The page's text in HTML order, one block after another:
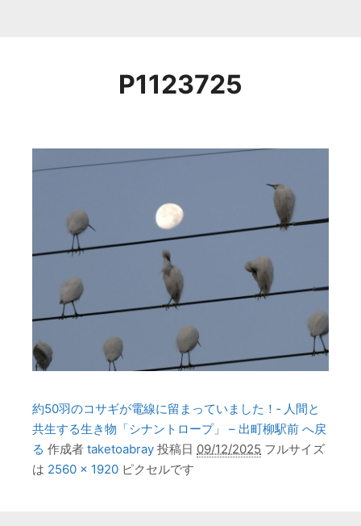
P1123725
約50羽のコサギが電線に留まっていました！‐ 人間と
共生する生き物「シナントロープ」 – 出町柳駅前 へ戻
る 作成者 taketoabray 投稿日 09/12/2025 フルサイズ
は 2560 × 1920 ピクセルです